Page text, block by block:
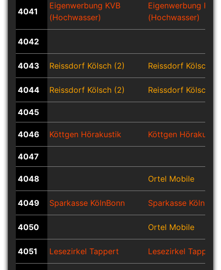
4041
Eigenwerbung KVB
(Hochwasser)
Eigenwerbung KVB
(Hochwasser)
4042
4043 Reissdorf Kölsch (2) Reissdorf Kölsch
4044 Reissdorf Kölsch (2) Reissdorf Kölsch
4045
4046 Köttgen Hörakustik Köttgen Hörakustik
4047
4048 Ortel Mobile
4049 Sparkasse KölnBonn Sparkasse
4050 Ortel Mobile
4051 Lesezirkel Tappert Lesezirkel Tappert